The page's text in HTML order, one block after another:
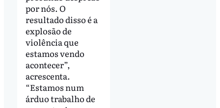
por nós. O
resultado disso é a
explosão de
violência que
estamos vendo
acontecer”,
acrescenta.
“Estamos num
árduo trabalho de